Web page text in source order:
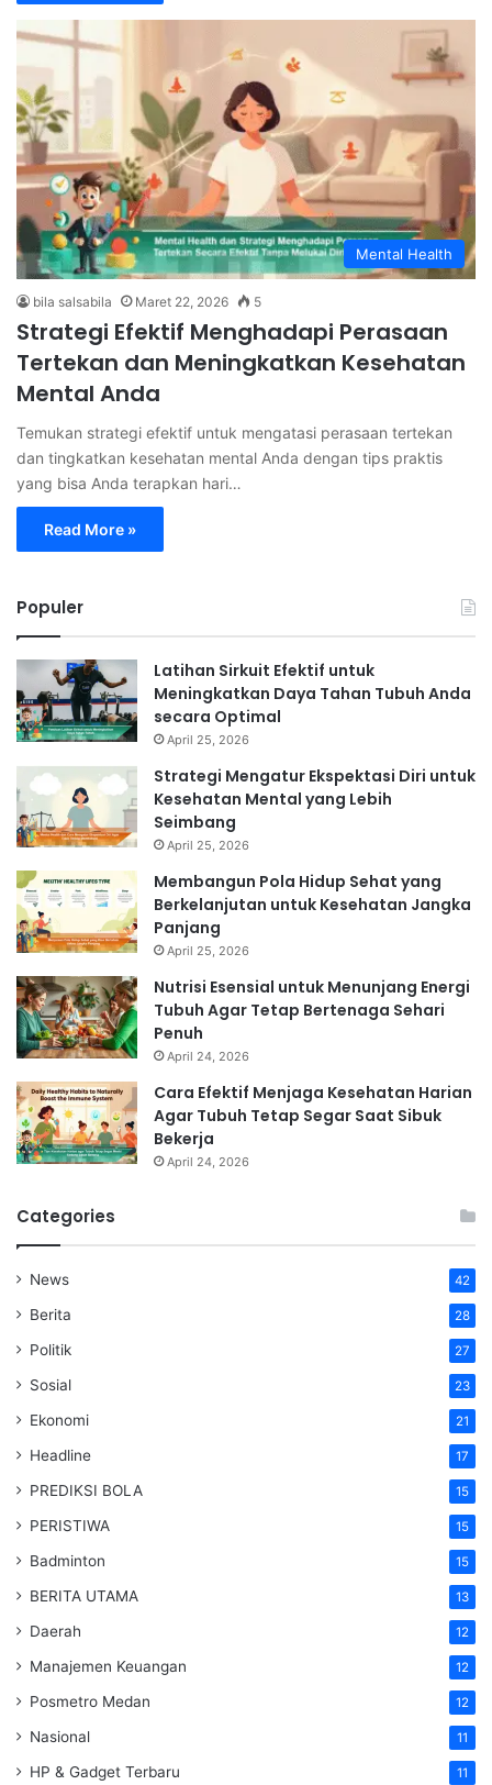
Mental Health
bila salsabila Maret 22, 2026 5
Strategi Efektif Menghadapi Perasaan
Tertekan dan Meningkatkan Kesehatan
Mental Anda
Temukan strategi efektif untuk mengatasi perasaan tertekan
dan tingkatkan kesehatan mental Anda dengan tips praktis
yang bisa Anda terapkan hari…
Read More »
Populer
Latihan Sirkuit Efektif untuk
Meningkatkan Daya Tahan Tubuh Anda
secara Optimal
April 25, 2026
Strategi Mengatur Ekspektasi Diri untuk
Kesehatan Mental yang Lebih
Seimbang
April 25, 2026
Membangun Pola Hidup Sehat yang
Berkelanjutan untuk Kesehatan Jangka
Panjang
April 25, 2026
Nutrisi Esensial untuk Menunjang Energi
Tubuh Agar Tetap Bertenaga Sehari
Penuh
April 24, 2026
Cara Efektif Menjaga Kesehatan Harian
Agar Tubuh Tetap Segar Saat Sibuk
Bekerja
April 24, 2026
Categories
News 42
Berita 28
Politik 27
Sosial 23
Ekonomi 21
Headline 17
PREDIKSI BOLA 15
PERISTIWA 15
Badminton 15
BERITA UTAMA 13
Daerah 12
Manajemen Keuangan 12
Posmetro Medan 12
Nasional 11
HP & Gadget Terbaru 11